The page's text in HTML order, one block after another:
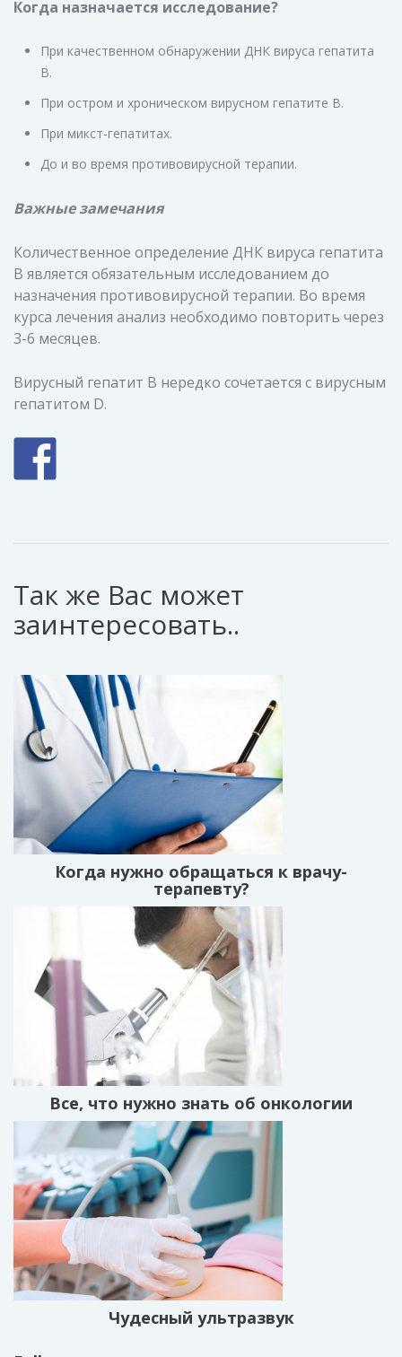
Когда назначается исследование?
При качественном обнаружении ДНК вируса гепатита
В.
При остром и хроническом вирусном гепатите В.
При микст-гепатитах.
До и во время противовирусной терапии.
Важные замечания
Количественное определение ДНК вируса гепатита
В является обязательным исследованием до
назначения противовирусной терапии. Во время
курса лечения анализ необходимо повторить через
3-6 месяцев.
Вирусный гепатит В нередко сочетается с вирусным
гепатитом D.
Так же Вас может
заинтересовать..
Когда нужно обращаться к врачу-
терапевту?
Все, что нужно знать об онкологии
Чудесный ультразвук